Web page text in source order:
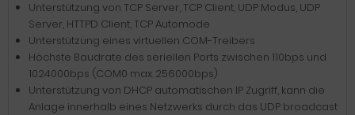
Unterstützung von TCP Server, TCP Client, UDP Modus, UDP
Server, HTTPD Client, TCP Automode
Unterstützung eines virtuellen COM-Treibers
Höchste Baudrate des seriellen Ports zwischen 110bps und
1024000bps (COM0 max. 256000bps)
Unterstützung von DHCP automatischen IP Zugriff, kann die
Anlage innerhalb eines Netzwerks durch das UDP broadcast